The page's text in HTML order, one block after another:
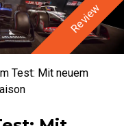
Review
Test: Mit neuem